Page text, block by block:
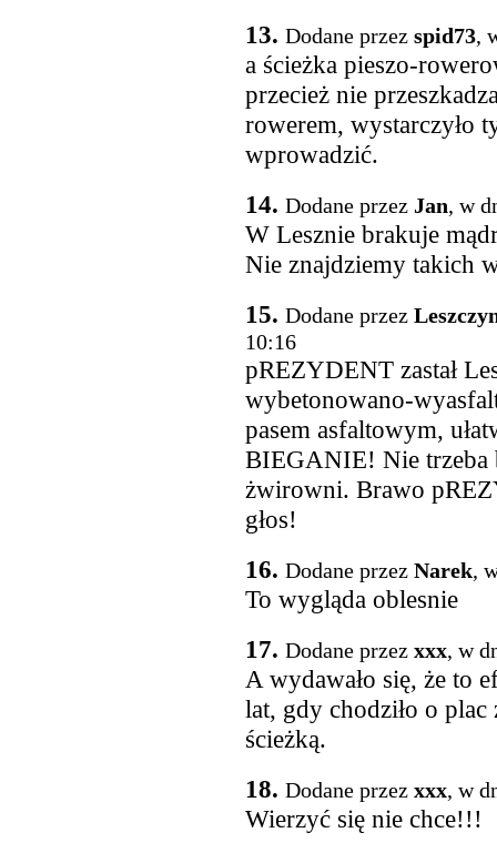
13. Dodane przez spid73,
a ścieżka pieszo-
przecież nie
rowerem, wystarczyło
wprowadzić.
14. Dodane przez Jan, w
W Lesznie brakuje
Nie znajdziemy takich
15. Dodane przez
10:16
pREZYDENT zastał
wybetonowano-
pasem asfaltowym,
BIEGANIE! Nie trzeba
żwirowni. Brawo
głos!
16. Dodane przez Narek,
To wygląda oblesnie
17. Dodane przez xxx, w
A wydawało się, że to
lat, gdy chodziło o
ścieżką.
18. Dodane przez xxx, w
Wierzyć się nie chce!!!